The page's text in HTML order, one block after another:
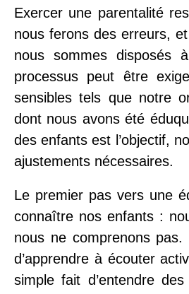
Exercer une parentalité
nous ferons des erreurs,
nous sommes disposés
processus peut être
sensibles tels que notre
dont nous avons été
des enfants est l’objectif,
ajustements nécessaires.
Le premier pas vers une
connaître nos enfants :
nous ne comprenons
d’apprendre à écouter
simple fait d’entendre